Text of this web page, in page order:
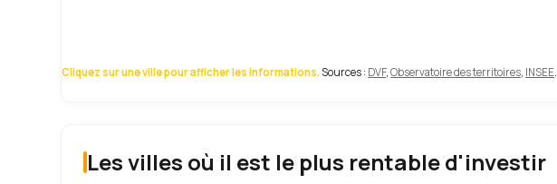
Cliquez sur une ville pour afficher les informations. Sources : DVF,Observatoire des territoires, INSEE.
Les villes où il est le plus rentable d'investir